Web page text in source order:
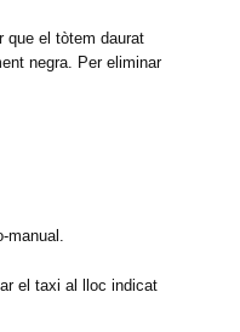
que el tòtem daurat
negra. Per eliminar
manual.
el taxi al lloc indicat